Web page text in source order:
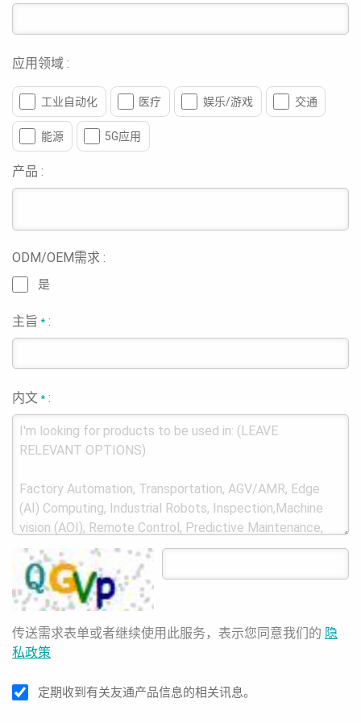
应用领域 :
工业自动化 医疗 娱乐/游戏 交通
能源 5G应用
产品 :
ODM/OEM需求 :
是
主旨* :
内文* :
传送需求表单或者继续使用此服务，表示您同意我们的 隐
私政策
定期收到有关友通产品信息的相关讯息。